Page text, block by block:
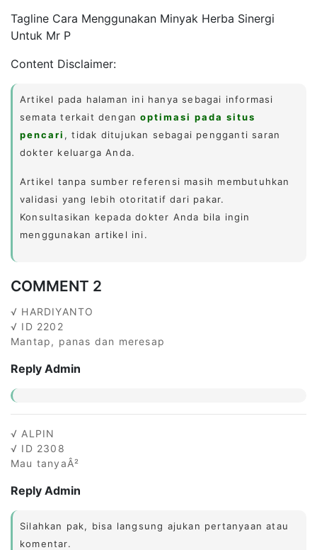
Tagline Cara Menggunakan Minyak Herba Sinergi
Untuk Mr P
Content Disclaimer:
Artikel pada halaman ini hanya sebagai informasi
semata terkait denganoptimasi pada situs
pencari , tidak ditujukan sebagai pengganti saran
dokter keluarga Anda.
Artikel tanpa sumber referensi masih membutuhkan
validasi yang lebih otoritatif dari pakar.
Konsultasikan kepada dokter Anda bila ingin
menggunakan artikel ini.
COMMENT 2
√ HARDIYANTO
√ ID 2202
Mantap, panas dan meresap
Reply Admin
√ ALPIN
√ ID 2308
Mau tanyaÂ²
Reply Admin
Silahkan pak, bisa langsung ajukan pertanyaan atau
komentar.